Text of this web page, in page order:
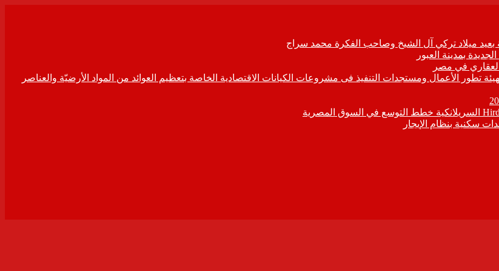
بعيد ميلاد تركي آل الشيخ وصاحب الفكرة محمد سراج
تطور الأعمال ومستجدات التنفيذ فى مشروعات الكيانات الاقتصادية الخاصة بتعظيم العوائد من المواد الأرضيّة والعناصر
سكنية بنظام الإيجار